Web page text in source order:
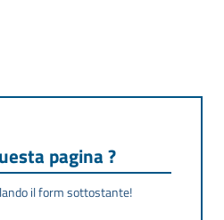
pagina ?
il form sottostante!